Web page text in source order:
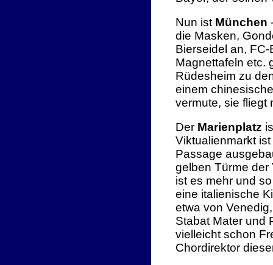
Nun ist München
die Masken,
Bierseidel an,
Magnettafeln etc.
Rüdesheim zu
einem
vermute, sie fliegt
Der Marienplatz
Viktualienmarkt
Passage
gelben Türme der
ist es mehr und
eine italienische
etwa von
Stabat Mater und
vielleicht schon
Chordirektor